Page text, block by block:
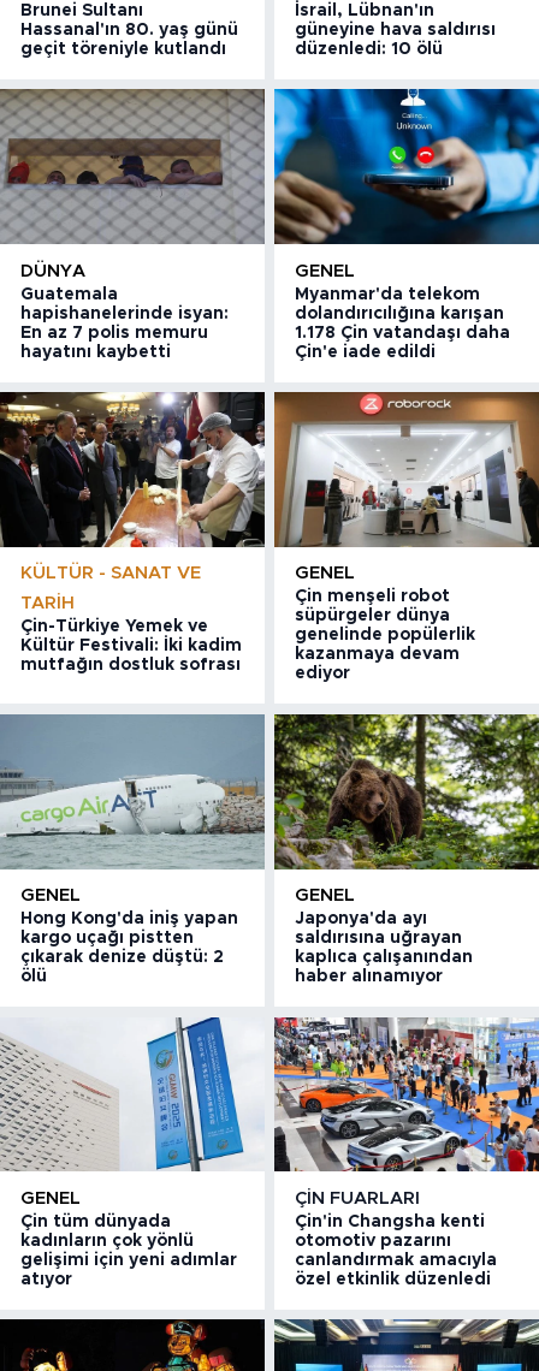
Brunei Sultanı
Hassanal'ın 80. yaş günü
geçit töreniyle kutlandı
İsrail, Lübnan'ın
güneyine hava saldırısı
düzenledi: 10 ölü
DÜNYA
Guatemala
hapishanelerinde isyan:
En az 7 polis memuru
hayatını kaybetti
GENEL
Myanmar'da telekom
dolandırıcılığına karışan
1.178 Çin vatandaşı daha
Çin'e iade edildi
KÜLTÜR - SANAT VE
TARIH
Çin-Türkiye Yemek ve
Kültür Festivali: İki kadim
mutfağın dostluk sofrası
GENEL
Çin menşeli robot
süpürgeler dünya
genelinde popülerlik
kazanmaya devam
ediyor
GENEL
Hong Kong'da iniş yapan
kargo uçağı pistten
çıkarak denize düştü: 2
ölü
GENEL
Japonya'da ayı
saldırısına uğrayan
kaplıca çalışanından
haber alınamıyor
GENEL
Çin tüm dünyada
kadınların çok yönlü
gelişimi için yeni adımlar
atıyor
ÇIN FUARLARI
Çin'in Changsha kenti
otomotiv pazarını
canlandırmak amacıyla
özel etkinlik düzenledi